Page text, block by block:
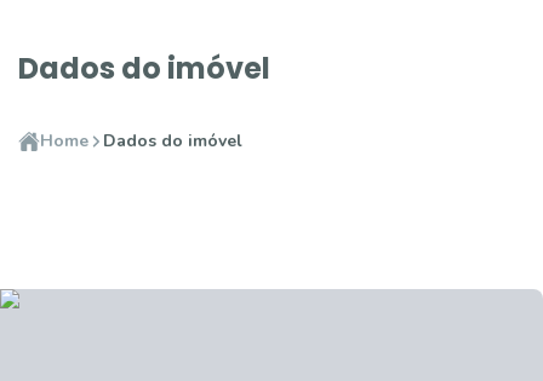
Dados do imóvel
Home Dados do imóvel